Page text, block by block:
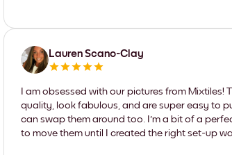
Lauren Scano-Clay
I am obsessed with our pictures from Mixtiles!
quality, look fabulous, and are super easy to
can swap them around too. I'm a bit of a
to move them until I created the right set-up